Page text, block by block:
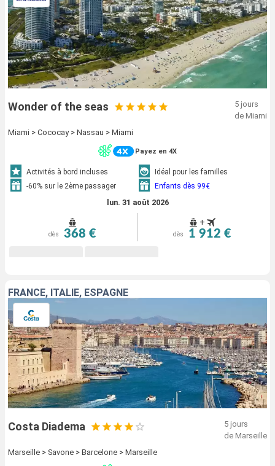
Wonder of the seas
5 jours
de Miami
Miami > Cococay > Nassau > Miami
Payez en 4X
Activités à bord incluses
Idéal pour les familles
-60% sur le 2ème passager
Enfants dès 99€
lun. 31 août 2026
dès 368 €
+
dès 1 912 €
FRANCE, ITALIE, ESPAGNE
Costa Diadema
5 jours
de Marseille
Marseille > Savone > Barcelone > Marseille